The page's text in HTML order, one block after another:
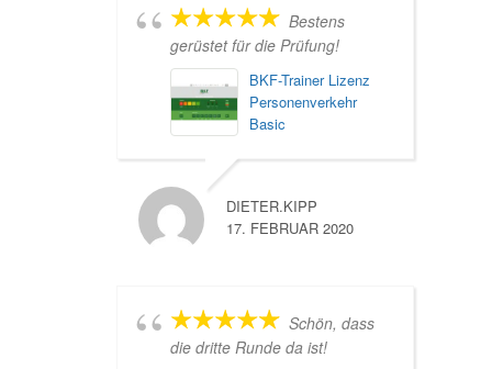
Bestens
gerüstet für die Prüfung!
BKF-Trainer Lizenz
Personenverkehr
Basic
DIETER.KIPP
17. FEBRUAR 2020
Schön, dass
die dritte Runde da ist!